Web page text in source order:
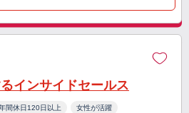
インサイドセールス
間休日120日以上 女性が活躍